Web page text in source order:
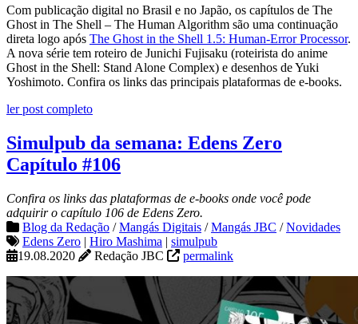
Com publicação digital no Brasil e no Japão, os capítulos de The
Ghost in The Shell – The Human Algorithm são uma continuação
direta logo após The Ghost in the Shell 1.5: Human-Error Processor.
A nova série tem roteiro de Junichi Fujisaku (roteirista do anime
Ghost in the Shell: Stand Alone Complex) e desenhos de Yuki
Yoshimoto. Confira os links das principais plataformas de e-books.
ler post completo
Simulpub da semana: Edens Zero
Capítulo #106
Confira os links das plataformas de e-books onde você pode
adquirir o capítulo 106 de Edens Zero.
Blog da Redação /Mangás Digitais /Mangás JBC /Novidades
Edens Zero | Hiro Mashima | simulpub
19.08.2020
Redação JBC permalink